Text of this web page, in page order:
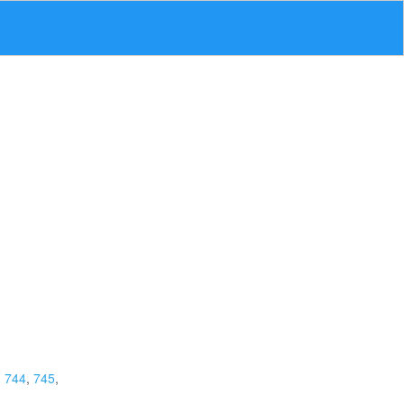
744, 745,